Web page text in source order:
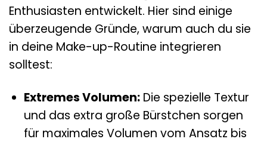
Enthusiasten entwickelt. Hier sind einige
überzeugende Gründe, warum auch du sie
in deine Make-up-Routine integrieren
solltest:
Extremes Volumen:Die spezielle Textur
und das extra große Bürstchen sorgen
für maximales Volumen vom Ansatz bis